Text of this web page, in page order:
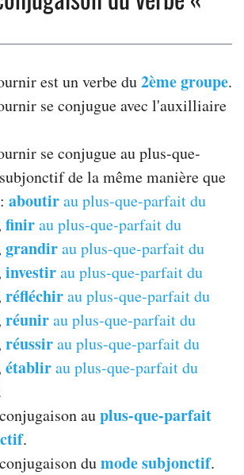
est un verbe du2ème groupe.
se conjugue avec l'auxilliaire
se conjugue au plus-que-
de la même manière que
aboutirau plus-que-parfait du
finirau plus-que-parfait du
grandirau plus-que-parfait du
investirau plus-que-parfait du
réfléchirau plus-que-parfait du
réunirau plus-que-parfait du
réussirau plus-que-parfait du
établirau plus-que-parfait du
auplus-que-parfait
.
dumode subjonctif.